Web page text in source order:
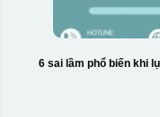
6 sai lầm phổ biến khi